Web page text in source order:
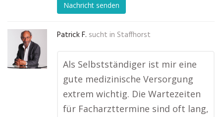
Nachricht senden
Patrick F. sucht in Staffhorst
Als Selbstständiger ist mir eine
gute medizinische Versorgung
extrem wichtig. Die Wartezeiten
für Facharzttermine sind oft lang,